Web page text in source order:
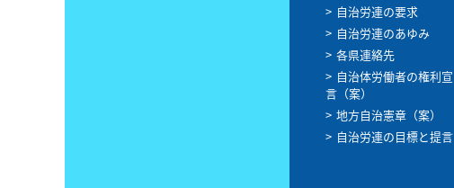
自治労連の要求
自治労連のあゆみ
各県連絡先
自治体労働者の権利宣
言（案）
地方自治憲章（案）
自治労連の目標と提言